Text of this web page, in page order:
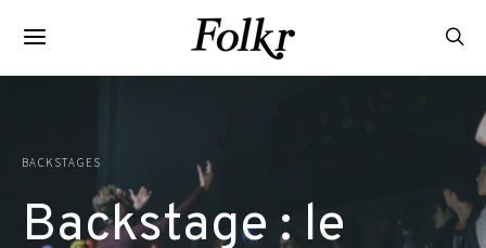
BACKSTAGES
Backstage : le